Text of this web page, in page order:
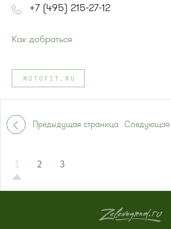
+7 (495) 215-27-12
Как добраться
Автобусы № 1, 2, 7.
Маршрутка № 903
или до остановки"Фабрика-прачечная"
Маршрутка № 419м, 720м, 903
MOTOFIT.RU
Предыдущая страница Следующая
1 2 3